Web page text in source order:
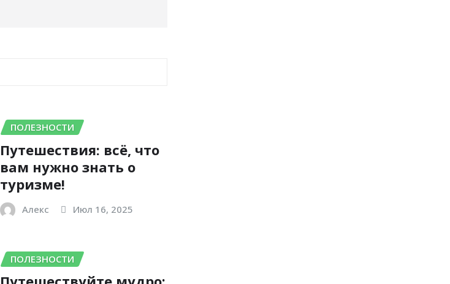
ПОЛЕЗНОСТИ
Путешествия: всё, что
вам нужно знать о
туризме!
Алекс Июл 16, 2025
ПОЛЕЗНОСТИ